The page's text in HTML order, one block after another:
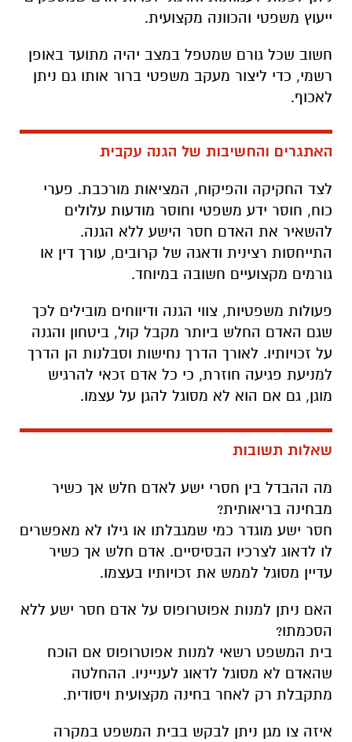
ייעוץ משפטי והכוונה מקצועית.
חשוב שכל גורם שמטפל במצב יהיה מתועד באופן
רשמי, כדי ליצור מעקב משפטי ברור אותו גם ניתן
לאכוף.
האתגרים והחשיבות של הגנה עקבית
לצד החקיקה והפיקוח, המציאות מורכבת. פערי
כוח, חוסר ידע משפטי וחוסר מודעות עלולים
להשאיר את האדם חסר הישע ללא הגנה.
התייחסות רצינית ודאגה של קרובים, עורך דין או
גורמים מקצועיים חשובה במיוחד.
פעולות משפטיות, צווי הגנה ודיווחים מובילים לכך
שגם האדם החלש ביותר מקבל קול, ביטחון והגנה
על זכויותיו. לאורך הדרך נחישות וסבלנות הן הדרך
למניעת פגיעה חוזרת, כי כל אדם זכאי להרגיש
מוגן, גם אם הוא לא מסוגל להגן על עצמו.
שאלות תשובות
מה ההבדל בין חסרי ישע לאדם חלש אך כשיר
מבחינה בריאותית?
חסר ישע מוגדר כמי שמגבלתו או גילו לא מאפשרים
לו לדאוג לצרכיו הבסיסיים. אדם חלש אך כשיר
עדיין מסוגל לממש את זכויותיו בעצמו.
האם ניתן למנות אפוטרופוס על אדם חסר ישע ללא
הסכמתו?
בית המשפט רשאי למנות אפוטרופוס אם הוכח
שהאדם לא מסוגל לדאוג לענייניו. ההחלטה
מתקבלת רק לאחר בחינה מקצועית ויסודית.
איזה צו מגן ניתן לבקש בבית המשפט במקרה